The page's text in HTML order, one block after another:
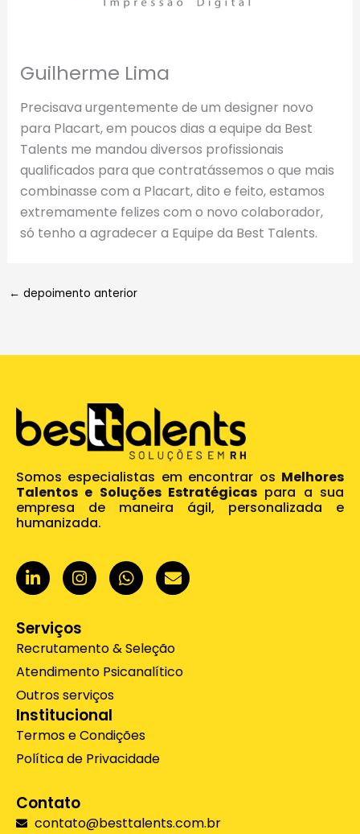
Guilherme Lima
Precisava urgentemente de um designer novo
para Placart, em poucos dias a equipe da Best
Talents me mandou diversos profissionais
qualificados para que contratássemos o que mais
combinasse com a Placart, dito e feito, estamos
extremamente felizes com o novo colaborador,
só tenho a agradecer a Equipe da Best Talents.
← depoimento anterior
Somos especialistas em encontrar os Melhores
Talentos e Soluções Estratégicas para a sua
empresa de maneira ágil, personalizada e
humanizada.
L
i
n
e
d
n
-
i
n
I
n
s
a
g
a
m
W
h
a
a
p
E
n
v
o
e
Serviços
Recrutamento & Seleção
Atendimento Psicanalítico
Outros serviços
Institucional
Termos e Condições
Política de Privacidade
Contato
contato@besttalents.com.br